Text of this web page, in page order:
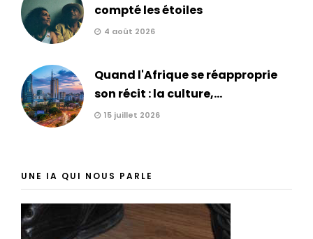
compté les étoiles
4 août 2026
Quand l'Afrique se réapproprie
son récit : la culture,...
15 juillet 2026
UNE IA QUI NOUS PARLE